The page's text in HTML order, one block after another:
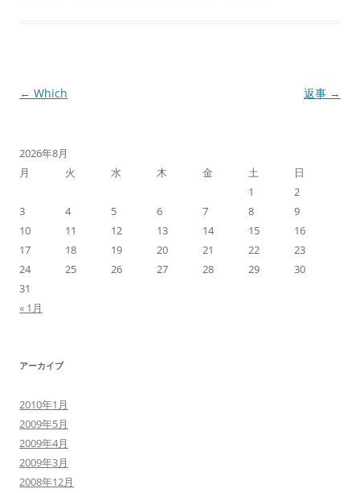
投
ビ
ゲ
ー
シ
ョ
ン
← Which 返事 →
2026年8月
月
火 水 木 金 土
日
1
2
3
4 5 6 7 8
9
10
11 12 13 14 15
16
17
18 19 20 21 22
23
24
25 26 27 28 29
30
31
« 1月
アーカイブ
2010年1月
2009年5月
2009年4月
2009年3月
2008年12月